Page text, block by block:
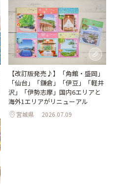
【改訂版発売♪】「角館・盛岡」
「仙台」「鎌倉」「伊豆」「軽井
沢」「伊勢志摩」国内6エリアと
海外1エリアがリニューアル
宮城県 2026.07.09